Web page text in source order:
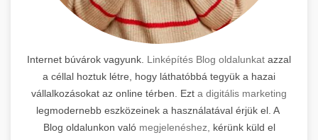
Internet búvárok vagyunk. Linképítés Blog oldalunkat azzal
a céllal hoztuk létre, hogy láthatóbbá tegyük a hazai
vállalkozásokat az online térben. Ezt a digitális marketing
legmodernebb eszközeinek a használatával érjük el. A
Blog oldalunkon való megjelenéshez,
kérünk küld el